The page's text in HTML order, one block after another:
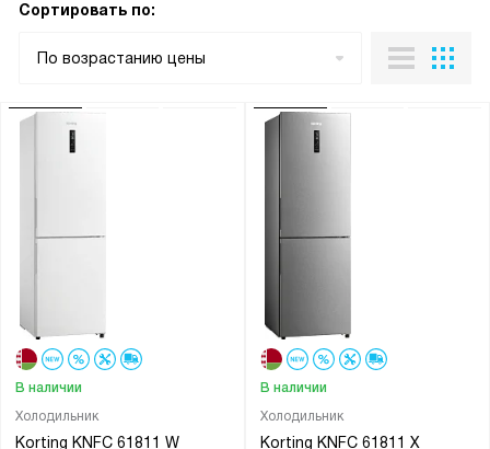
Сортировать по:
По возрастанию цены
Холодильник
Korting KNFC 61811 W
В наличии
Холодильник
Korting KNFC 61811 X
В наличии